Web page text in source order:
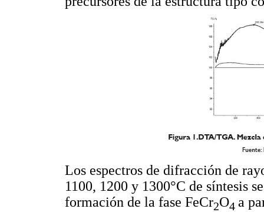
Los espectros de difracción de
1100, 1200 y 1300°C de síntesis
formación de la fase FeCr2O4 a